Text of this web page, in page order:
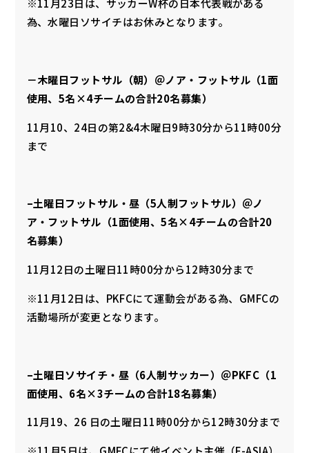
※11月23日は、サッカーW杯の日本代表戦がある
為、水曜日ソサイチはお休みとなります。
－木曜日フットサル（朝）＠ノア・フットサル（1面
使用、5名×4チームの合計20名募集）
11月10、24日の第2&4木曜日9時30分から11時00分
まで
–土曜日フットサル・昼（5人制フットサル）＠ノ
ア・フットサル（1面使用、5名×4チームの合計20
名募集）
11月12日の土曜日11時00分から12時30分まで
※11月12日は、PKFCにて運動会がある為、GMFCの
活動場所が変更となります。
–土曜日ソサイチ・昼（6人制サッカー）＠PKFC（1
面使用、6名×3チームの合計18名募集）
11月19、26 日の土曜日11時00分から12時30分まで